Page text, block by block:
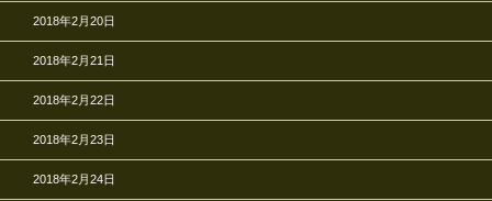
2018年2月20日
2018年2月21日
2018年2月22日
2018年2月23日
2018年2月24日